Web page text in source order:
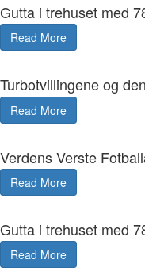
Gutta i trehuset med
Read More
Turbotvillingene og
Read More
Verdens Verste
Read More
Gutta i trehuset med
Read More